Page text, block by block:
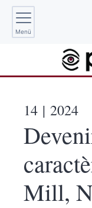
Menü
14 | 2024
Mill,